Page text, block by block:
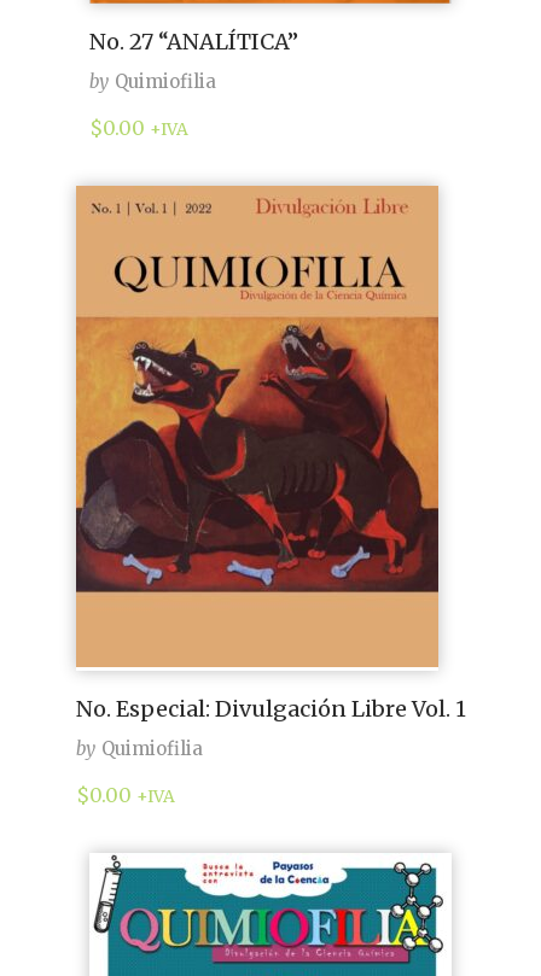
No. 27 “ANALÍTICA”
by Quimiofilia
$0.00 +IVA
No. Especial: Divulgación Libre Vol. 1
by Quimiofilia
$0.00 +IVA